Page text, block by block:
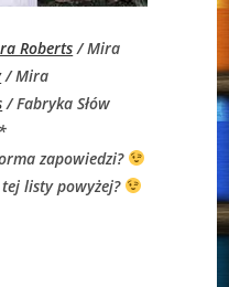
Roberts / Mira
/ Mira
/ Fabryka Słów
zapowiedzi?
listy powyżej?